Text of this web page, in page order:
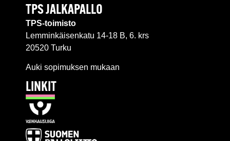
TPS JALKAPALLO
TPS-toimisto
Lemminkäisenkatu 14-18 B, 6. krs
20520 Turku
Auki sopimuksen mukaan
LINKIT